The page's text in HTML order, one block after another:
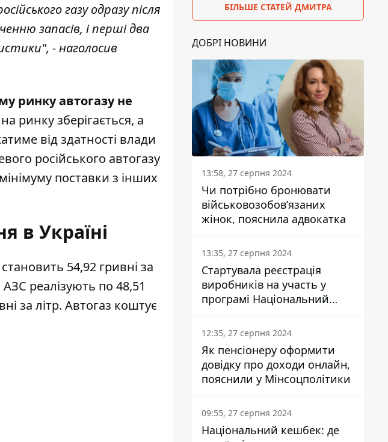
газу одразу після
запасів, і перші два
- наголосив
ринку автогазу не
ринку зберігається, а
від здатності влади
російського автогазу
поставки з інших
в Україні
становить 54,92 гривні за
реалізують по 48,51
за літр. Автогаз коштує
БІЛЬШЕ СТАТЕЙ ДМИТРА
ДОБРІ НОВИНИ
13:58, 27 серпня 2024
Чи потрібно бронювати
військовозобов’язаних
жінок, пояснила адвокатка
13:35, 27 серпня 2024
Стартувала реєстрація
виробників на участь у
програмі Національний
кешбек: як це зробити
через портал Дія
12:35, 27 серпня 2024
Як пенсіонеру оформити
довідку про доходи онлайн,
пояснили у Мінсоцполітики
09:55, 27 серпня 2024
Національний кешбек: де